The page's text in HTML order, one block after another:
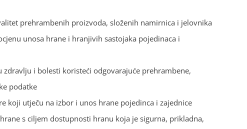
prehrambenih proizvoda, složenih namirnica i jelovnika
unosa hrane i hranjivih sastojaka pojedinaca i
i bolesti koristeći odgovarajuće prehrambene,
podatke
koji utječu na izbor i unos hrane pojedinca i zajednice
s ciljem dostupnosti hranu koja je sigurna, prikladna,